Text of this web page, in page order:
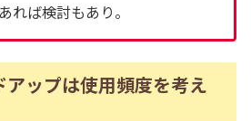
れば検討もあり。
ップは使用頻度を考え